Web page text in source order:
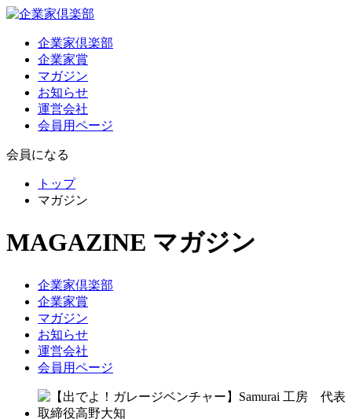
企業家倶楽部
企業家賞
マガジン
お知らせ
運営会社
会員用ページ
会員になる
トップ
マガジン
MAGAZINE マガジン
企業家倶楽部
企業家賞
マガジン
お知らせ
運営会社
会員用ページ